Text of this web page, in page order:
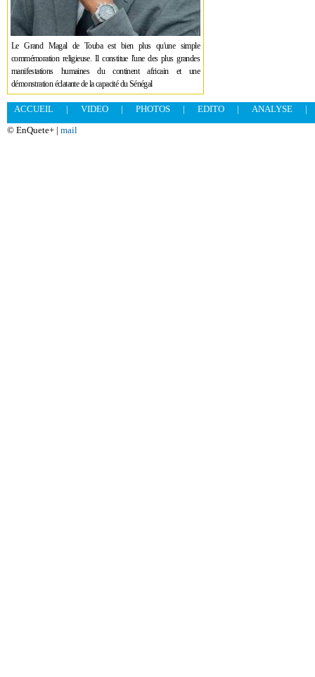
Le Grand Magal de Touba est bien plus qu'une simple
commémoration religieuse. Il constitue l'une des plus grandes
manifestations humaines du continent africain et une
démonstration éclatante de la capacité du Sénégal
ACCUEIL | VIDEO | PHOTOS | EDITO | ANALYSE
|
© EnQuete+ | mail